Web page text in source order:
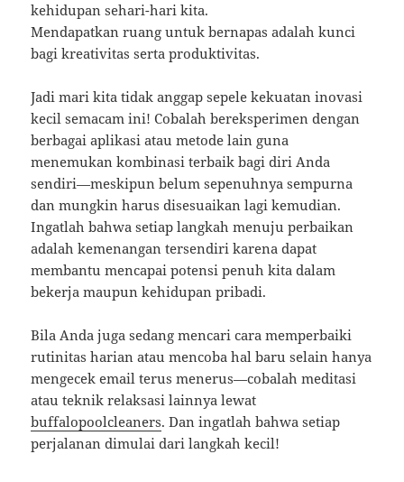
kehidupan sehari-hari kita.
Mendapatkan ruang untuk bernapas adalah kunci
bagi kreativitas serta produktivitas.
Jadi mari kita tidak anggap sepele kekuatan inovasi
kecil semacam ini! Cobalah bereksperimen dengan
berbagai aplikasi atau metode lain guna
menemukan kombinasi terbaik bagi diri Anda
sendiri—meskipun belum sepenuhnya sempurna
dan mungkin harus disesuaikan lagi kemudian.
Ingatlah bahwa setiap langkah menuju perbaikan
adalah kemenangan tersendiri karena dapat
membantu mencapai potensi penuh kita dalam
bekerja maupun kehidupan pribadi.
Bila Anda juga sedang mencari cara memperbaiki
rutinitas harian atau mencoba hal baru selain hanya
mengecek email terus menerus—cobalah meditasi
atau teknik relaksasi lainnya lewat
buffalopoolcleaners. Dan ingatlah bahwa setiap
perjalanan dimulai dari langkah kecil!